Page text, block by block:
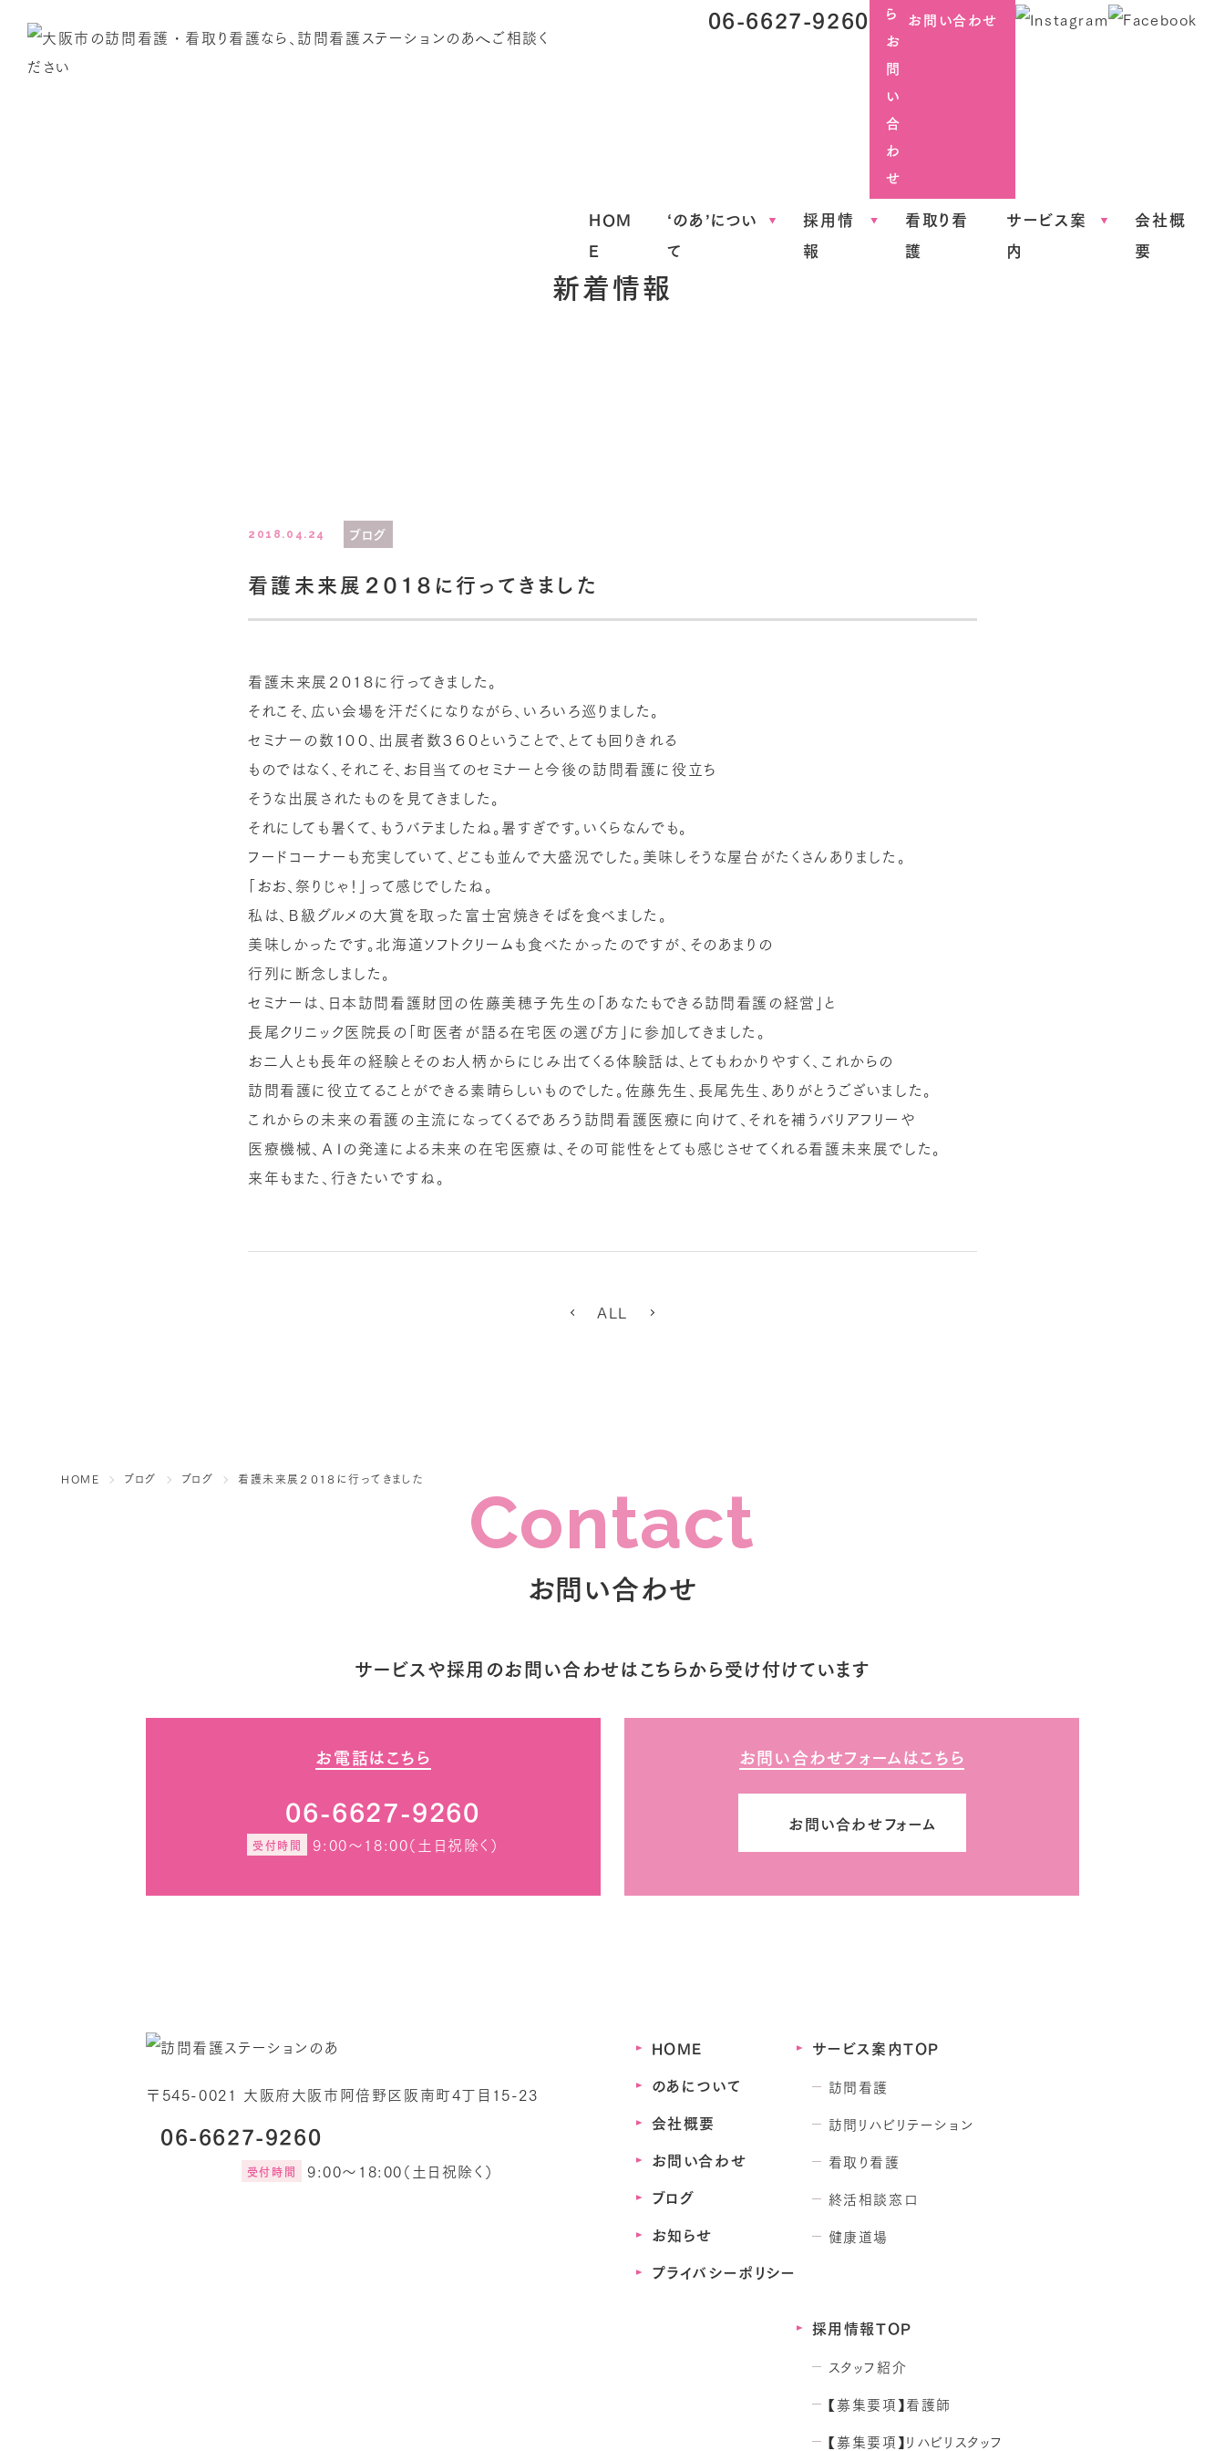
06-6627-9260 お問い合わせ
HOM
E
‘のあ’につい
て
採用情
報
看取り看
護
サービス案
内
会社概
要
Blog
新着情報
2018.04.24 ブログ
看護未来展２０１８に行ってきました
看護未来展２０１８に行ってきました。
それこそ、広い会場を汗だくになりながら、いろいろ巡りました。
セミナーの数１００、出展者数３６０ということで、とても回りきれる
ものではなく、それこそ、お目当てのセミナーと今後の訪問看護に役立ち
そうな出展されたものを見てきました。
それにしても暑くて、もうバテましたね。暑すぎです。いくらなんでも。
フードコーナーも充実していて、どこも並んで大盛況でした。美味しそうな屋台がたくさんありました。
「おお、祭りじゃ！」って感じでしたね。
私は、Ｂ級グルメの大賞を取った富士宮焼きそばを食べました。
美味しかったです。北海道ソフトクリームも食べたかったのですが、そのあまりの
行列に断念しました。
セミナーは、日本訪問看護財団の佐藤美穂子先生の「あなたもできる訪問看護の経営」と
長尾クリニック医院長の「町医者が語る在宅医の選び方」に参加してきました。
お二人とも長年の経験とそのお人柄からにじみ出てくる体験話は、とてもわかりやすく、これからの
訪問看護に役立てることができる素晴らしいものでした。佐藤先生、長尾先生、ありがとうございました。
これからの未来の看護の主流になってくるであろう訪問看護医療に向けて、それを補うバリアフリーや
医療機械、ＡＩの発達による未来の在宅医療は、その可能性をとても感じさせてくれる看護未来展でした。
来年もまた、行きたいですね。
ALL
HOME ブログ ブログ 看護未来展２０１８に行ってきました
Contact
お問い合わせ
サービスや採用のお問い合わせはこちらから受け付けています
お電話はこちら
06-6627-9260
受付時間 9:00～18:00（土日祝除く）
お問い合わせフォームはこちら
お問い合わせフォーム
〒545-0021 大阪府大阪市阿倍野区阪南町4丁目15-23
06-6627-9260
受付時間 9:00～18:00（土日祝除く）
HOME
のあについて
会社概要
お問い合わせ
ブログ
お知らせ
プライバシーポリシー
サービス案内TOP
訪問看護
訪問リハビリテーション
看取り看護
終活相談窓口
健康道場
採用情報TOP
スタッフ紹介
【募集要項】看護師
【募集要項】リハビリスタッフ